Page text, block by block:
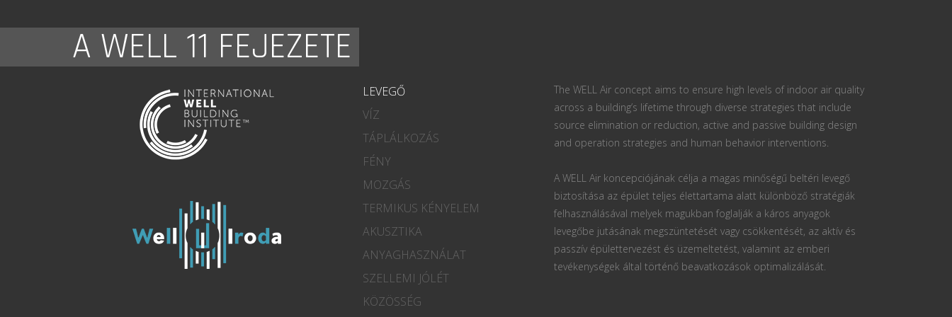
A WELL 11 FEJEZETE
LEVEGŐ
VÍZ
TÁPLÁLKOZÁS
FÉNY
MOZGÁS
TERMIKUS KÉNYELEM
AKUSZTIKA
ANYAGHASZNÁLAT
SZELLEMI JÓLÉT
KÖZÖSSÉG
The WELL Air concept aims to ensure high levels of indoor air quality
across a building’s lifetime through diverse strategies that include
source elimination or reduction, active and passive building design
and operation strategies and human behavior interventions.
A WELL Air koncepciójának célja a magas minőségű beltéri levegő
biztosítása az épület teljes élettartama alatt különböző stratégiák
felhasználásával melyek magukban foglalják a káros anyagok
levegőbe jutásának megszüntetését vagy csökkentését, az aktív és
passzív épülettervezést és üzemeltetést, valamint az emberi
tevékenységek által történő beavatkozások optimalizálását.